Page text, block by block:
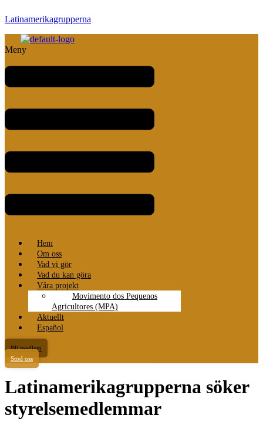
Latinamerikagrupperna
Meny
Hem
Om oss
Vad vi gör
Vad du kan göra
Våra projekt
Movimento dos Pequenos
Agricultores (MPA)
Aktuellt
Español
Bli medlem
Stöd oss
Latinamerikagrupperna söker
styrelsemedlemmar